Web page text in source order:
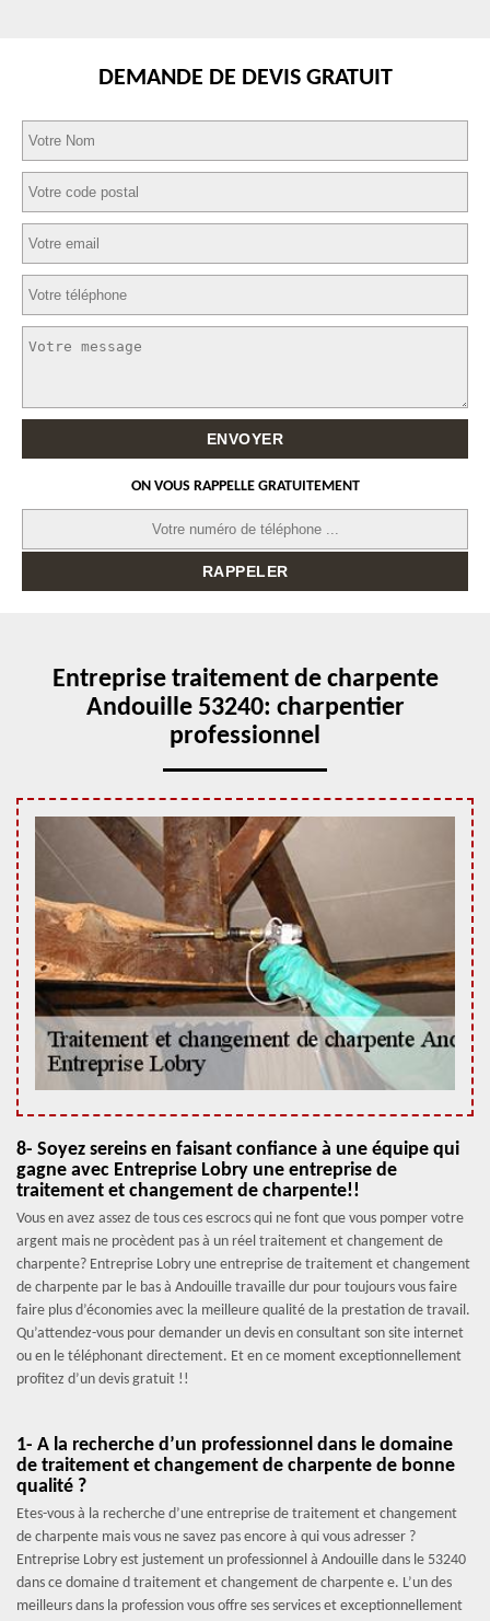
DEMANDE DE DEVIS GRATUIT
ON VOUS RAPPELLE GRATUITEMENT
Entreprise traitement de charpente
Andouille 53240: charpentier
professionnel
8- Soyez sereins en faisant confiance à une équipe qui
gagne avec Entreprise Lobry une entreprise de
traitement et changement de charpente!!
Vous en avez assez de tous ces escrocs qui ne font que vous pomper votre
argent mais ne procèdent pas à un réel traitement et changement de
charpente? Entreprise Lobry une entreprise de traitement et changement
de charpente par le bas à Andouille travaille dur pour toujours vous faire
faire plus d’économies avec la meilleure qualité de la prestation de travail.
Qu’attendez-vous pour demander un devis en consultant son site internet
ou en le téléphonant directement. Et en ce moment exceptionnellement
profitez d’un devis gratuit !!
1- A la recherche d’un professionnel dans le domaine
de traitement et changement de charpente de bonne
qualité ?
Etes-vous à la recherche d’une entreprise de traitement et changement
de charpente mais vous ne savez pas encore à qui vous adresser ?
Entreprise Lobry est justement un professionnel à Andouille dans le 53240
dans ce domaine d traitement et changement de charpente e. L’un des
meilleurs dans la profession vous offre ses services et exceptionnellement